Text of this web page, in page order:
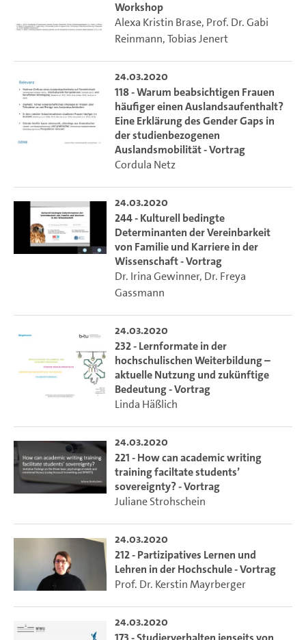
Workshop
Alexa Kristin Brase, Prof. Dr. Gabi
Reinmann,Tobias Jenert
24.03.2020
118 - Warum beabsichtigen Frauen
häufiger einen Auslandsaufenthalt?
Eine Erklärung des Gender Gaps in
der studienbezogenen
Auslandsmobilität - Vortrag
Cordula Netz
24.03.2020
244 - Kulturell bedingte
Determinanten der Vereinbarkeit
von Familie und Karriere in der
Wissenschaft - Vortrag
Dr. Irina Gewinner, Dr. Freya
Gassmann
24.03.2020
232 - Lernformate in der
hochschulischen Weiterbildung –
aktuelle Nutzung und zukünftige
Bedeutung - Vortrag
Linda Häßlich
24.03.2020
221 - How can academic writing
training faciltate students’
sovereignty? - Vortrag
Juliane Strohschein
24.03.2020
212 - Partizipatives Lernen und
Lehren in der Hochschule - Vortrag
Prof. Dr. Kerstin Mayrberger
24.03.2020